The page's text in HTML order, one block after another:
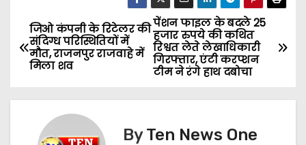
P
o
पेंशन फाइल के बदले 25
हजार रुपये की कथित
रिश्वत लेते लेखाधिकारी
गिरफ्तार, एंटी करप्शन
टीम ने रंगे हाथ दबोचा
जिओ कंपनी के रिटेलर की
संदिग्ध परिस्थितियों में
मौत, राजनपुर राजवाहे में
मिला शव
ByTen News One